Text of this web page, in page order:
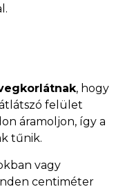
, hogy
felület
áramoljon, így a
tűnik.
vagy
centiméter